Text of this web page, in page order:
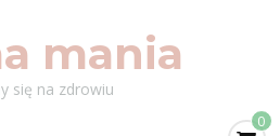
mania
się na zdrowiu
0